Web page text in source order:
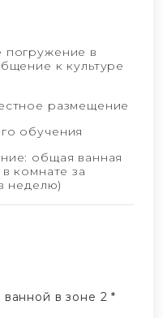
в
к культуре
размещение
обучения
общая ванная
комнате за
неделю)
в зоне 2 *